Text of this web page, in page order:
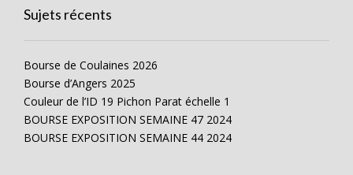
Sujets récents
Bourse de Coulaines 2026
Bourse d’Angers 2025
Couleur de l’ID 19 Pichon Parat échelle 1
BOURSE EXPOSITION SEMAINE 47 2024
BOURSE EXPOSITION SEMAINE 44 2024